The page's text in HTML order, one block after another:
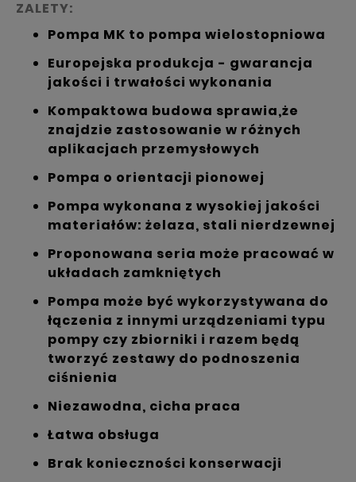
ZALETY:
Pompa MK to pompa wielostopniowa
Europejska produkcja - gwarancja
jakości i trwałości wykonania
Kompaktowa budowa sprawia,że
znajdzie zastosowanie w różnych
aplikacjach przemysłowych
Pompa o orientacji pionowej
Pompa wykonana z wysokiej jakości
materiałów: żelaza, stali nierdzewnej
Proponowana seria może pracować w
układach zamkniętych
Pompa może być wykorzystywana do
łączenia z innymi urządzeniami typu
pompy czy zbiorniki i razem będą
tworzyć zestawy do podnoszenia
ciśnienia
Niezawodna, cicha praca
Łatwa obsługa
Brak konieczności konserwacji